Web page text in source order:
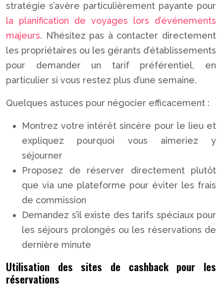
stratégie s’avère particulièrement payante pour
la planification de voyages lors d’événements
majeurs. N’hésitez pas à contacter directement
les propriétaires ou les gérants d’établissements
pour demander un tarif préférentiel, en
particulier si vous restez plus d’une semaine.
Quelques astuces pour négocier efficacement :
Montrez votre intérêt sincère pour le lieu et
expliquez pourquoi vous aimeriez y
séjourner
Proposez de réserver directement plutôt
que via une plateforme pour éviter les frais
de commission
Demandez s’il existe des tarifs spéciaux pour
les séjours prolongés ou les réservations de
dernière minute
Utilisation des sites de cashback pour les
réservations